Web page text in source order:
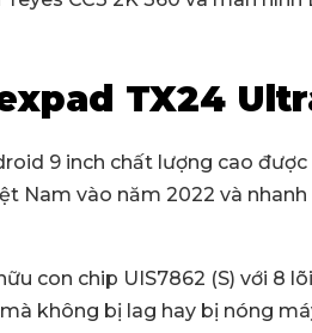
TX24
9 inch chất lượng cao
Nam vào năm 2022 và
con chip UIS7862 (S) với 8
không bị lag hay bị nóng